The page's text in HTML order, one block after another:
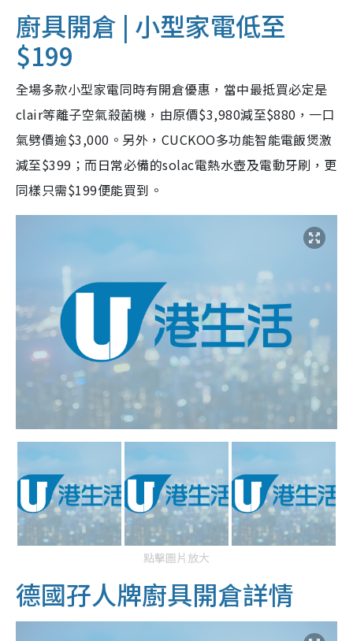
廚具開倉 | 小型家電低至
$199
全場多款小型家電同時有開倉優惠，當中最抵買必定是
clair等離子空氣殺菌機，由原價$3,980減至$880，一口
氣劈價逾$3,000。另外，CUCKOO多功能智能電飯煲激
減至$399；而日常必備的solac電熱水壺及電動牙刷，更
同樣只需$199便能買到。
點擊圖片放大
德國孖人牌廚具開倉詳情